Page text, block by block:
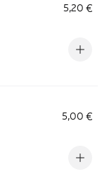
5,20 €
5,00 €